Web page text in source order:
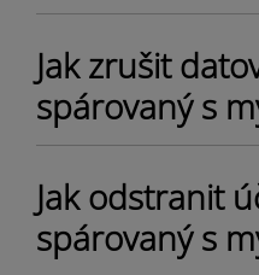
Jak zrušit
spárovaný s
Jak odstranit
spárovaný s